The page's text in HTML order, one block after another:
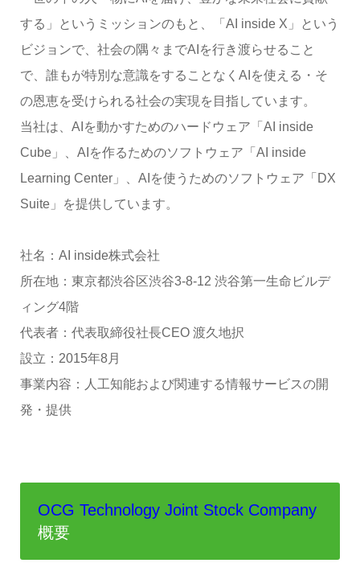
する」というミッションのもと、「AI inside X」という
ビジョンで、社会の隅々までAIを行き渡らせること
で、誰もが特別な意識をすることなくAIを使える・そ
の恩恵を受けられる社会の実現を目指しています。
当社は、AIを動かすためのハードウェア「AI inside
Cube」、AIを作るためのソフトウェア「AI inside
Learning Center」、AIを使うためのソフトウェア「DX
Suite」を提供しています。
社名：AI inside株式会社
所在地：東京都渋谷区渋谷3-8-12 渋谷第一生命ビルデ
ィング4階
代表者：代表取締役社長CEO 渡久地択
設立：2015年8月
事業内容：人工知能および関連する情報サービスの開
発・提供
OCG Technology Joint Stock Company
概要